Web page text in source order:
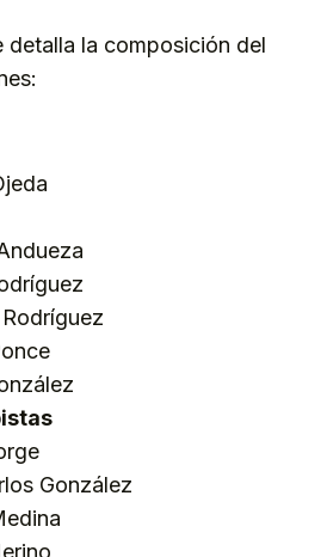
detalla la composición del
González